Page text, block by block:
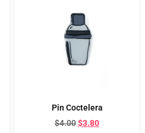
Pin Coctelera
$4.00$3.80